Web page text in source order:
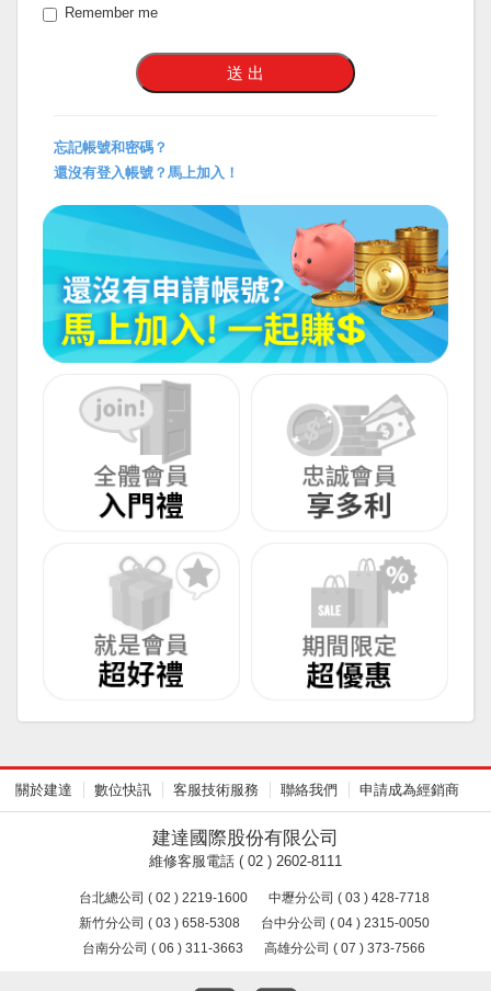
Remember me
忘記帳號和密碼？
還沒有登入帳號？馬上加入！
關於建達 數位快訊 客服技術服務 聯絡我們 申請成為經銷商
建達國際股份有限公司
維修客服電話 ( 02 ) 2602-8111
台北總公司 ( 02 ) 2219-1600
中壢分公司 ( 03 ) 428-7718
新竹分公司 ( 03 ) 658-5308
台中分公司 ( 04 ) 2315-0050
台南分公司 ( 06 ) 311-3663
高雄分公司 ( 07 ) 373-7566